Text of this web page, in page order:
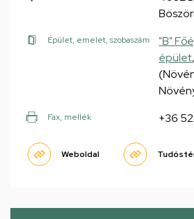
Épület, emelet, szobaszám
"B"
épület
Fax, mellék +36
Weboldal